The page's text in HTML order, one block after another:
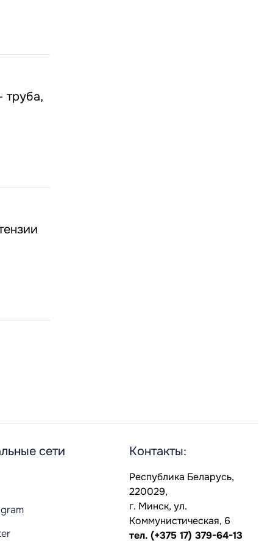
труба,
сети Контакты:
Республика Беларусь,
220029,
г. Минск, ул.
Коммунистическая, 6
тел. (+375 17) 379-64-13